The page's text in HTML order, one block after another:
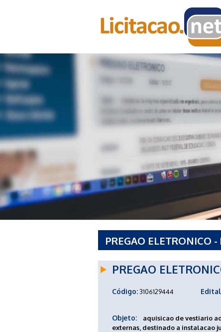
PREGAO ELETRONICO
PREGAO
Código:3106129444
Objeto:
aquisicao de vestiario
externas, destinado a instalacao